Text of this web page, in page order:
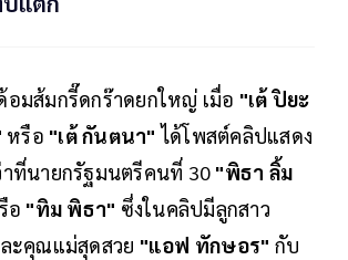
อมส้มกรี๊ดกร๊าดยกใหญ่ เมื่อ "เต้ ปิยะ
หรือ "เต้ กันตนา" ได้โพสต์คลิปแสดง
ที่นายกรัฐมนตรีคนที่ 30 "พิธา ลิ้ม
อ "ทิม พิธา" ซึ่งในคลิปมีลูกสาว
ะคุณแม่สุดสวย "แอฟ ทักษอร" กับ